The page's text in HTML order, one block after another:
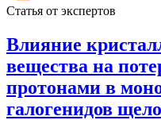
Статья от экспертов
Влияние
вещества на
протонами в
галогенидов